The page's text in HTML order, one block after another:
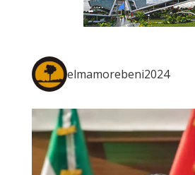
elmamorebeni2024